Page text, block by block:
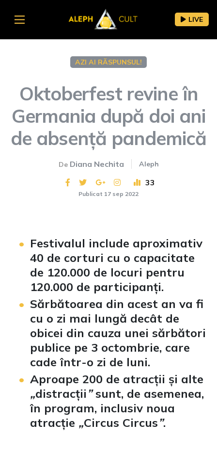
LIVE
AZI AI RĂSPUNSUL!
Oktoberfest revine în
Germania după doi ani
de absență pandemică
De Diana Nechita Aleph
33
Publicat 17 sep 2022
Festivalul include aproximativ
40 de corturi cu o capacitate
de 120.000 de locuri pentru
120.000 de participanți.
Sărbătoarea din acest an va fi
cu o zi mai lungă decât de
obicei din cauza unei sărbători
publice pe 3 octombrie, care
cade într-o zi de luni.
Aproape 200 de atracții și alte
„distracții ”sunt, de asemenea,
în program, inclusiv noua
atracție „Circus Circus”.